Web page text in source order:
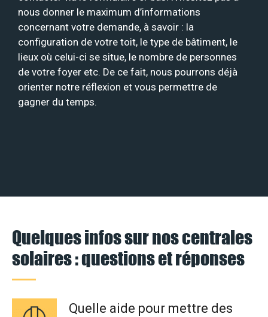
nous donner le maximum d’informations
concernant votre demande, à savoir : la
configuration de votre toit, le type de bâtiment, le
lieux où celui-ci se situe, le nombre de personnes
de votre foyer etc. De ce fait, nous pourrons déjà
orienter notre réflexion et vous permettre de
gagner du temps.
Quelques infos sur nos centrales
solaires : questions et réponses
Quelle aide pour mettre des